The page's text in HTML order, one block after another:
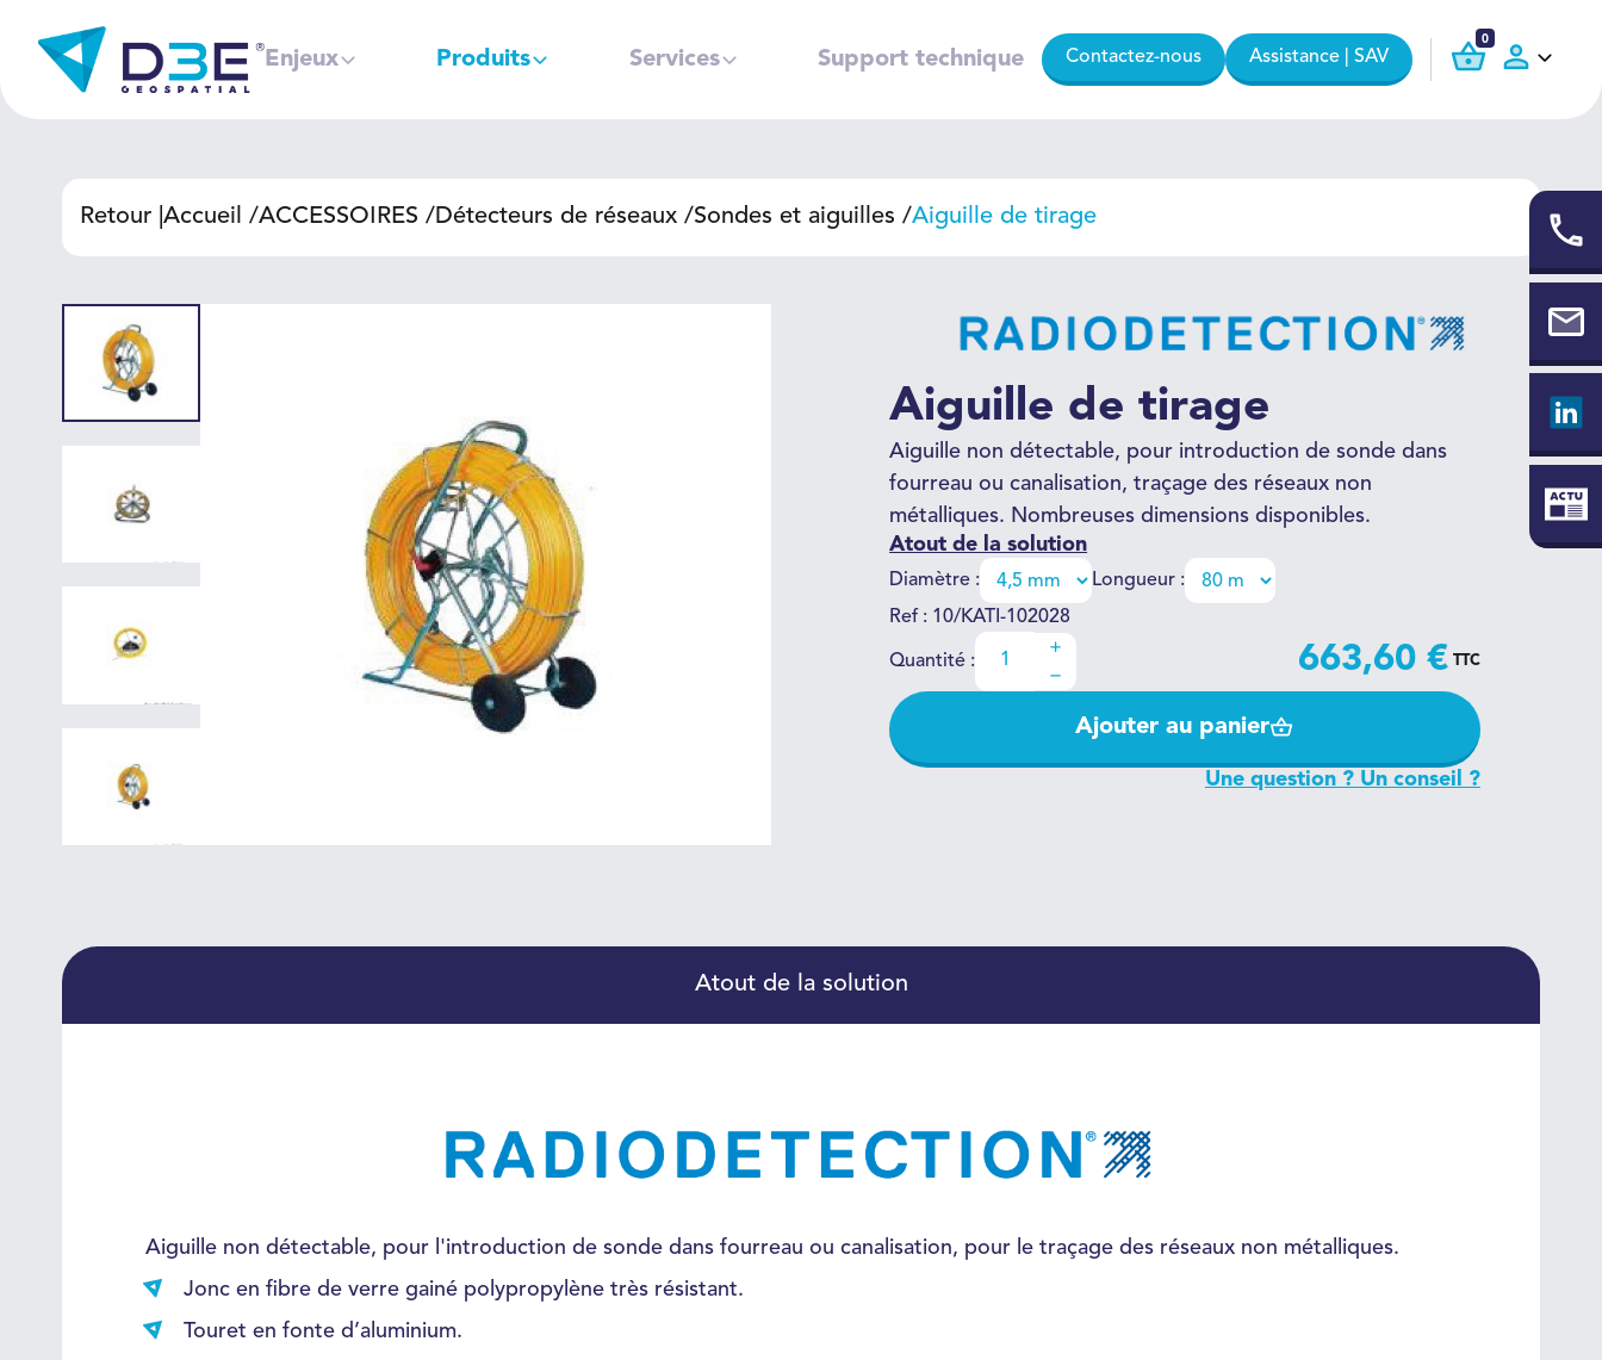
Enjeux Produits Services Support technique Contactez-nous Assistance | SAV
0
Retour | Accueil ACCESSOIRES Détecteurs de réseaux Sondes et aiguilles Aiguille de tirage
Aiguille de tirage
Aiguille non détectable, pour introduction de sonde dans
fourreau ou canalisation, traçage des réseaux non
métalliques. Nombreuses dimensions disponibles.
Atout de la solution
Diamètre :
Longueur :
Ref : 10/KATI-102028
Quantité : 663,60 € TTC
Ajouter au panier
Une question ? Un conseil ?
Atout de la solution
Aiguille non détectable, pour l'introduction de sonde dans fourreau ou canalisation, pour le traçage des réseaux non métalliques.
Jonc en fibre de verre gainé polypropylène très résistant.
Touret en fonte d’aluminium.